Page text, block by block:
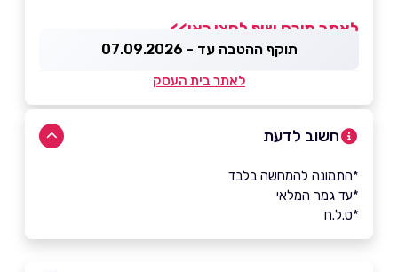
לאתר מורס שופ לחצו כאן>>
תוקף ההטבה עד - 07.09.2026
לאתר בית העסק
חשוב לדעת
*התמונה להמחשה בלבד
*עד גמר המלאי
*ט.ל.ח